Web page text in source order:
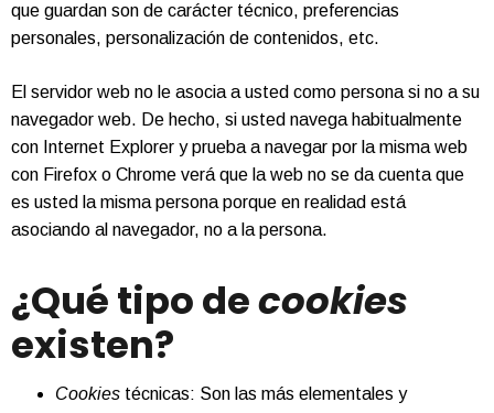
que guardan son de carácter técnico, preferencias
personales, personalización de contenidos, etc.
El servidor web no le asocia a usted como persona si no a su
navegador web. De hecho, si usted navega habitualmente
con Internet Explorer y prueba a navegar por la misma web
con Firefox o Chrome verá que la web no se da cuenta que
es usted la misma persona porque en realidad está
asociando al navegador, no a la persona.
¿Qué tipo decookies
existen?
Cookies técnicas: Son las más elementales y